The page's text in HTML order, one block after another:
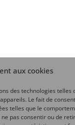
aux cookies
des technologies telles
Le fait de
telles que le
pas consentir ou de